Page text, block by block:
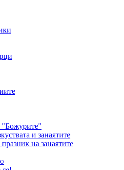
"Божурите"
и занаятите
на занаятите